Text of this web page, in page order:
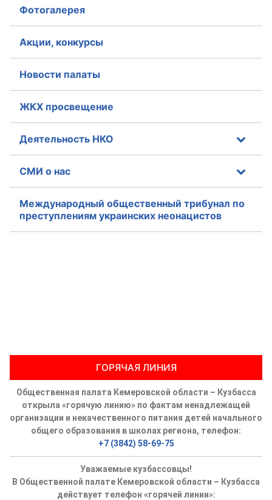
Рекомендации
Аппарат ОП КО
УСТАВ ГКУ “АППАРАТ ОП КО”
Доходы руководителя за 2024 г.
Фотогалерея
Акции, конкурсы
Новости палаты
ЖКХ просвещение
Деятельность НКО
СМИ о нас
Международный общественный трибунал по
преступлениям украинских неонацистов
ГОРЯЧАЯ ЛИНИЯ
Общественная палата Кемеровской области – Кузбасса
открыла «горячую линию» по фактам ненадлежащей
организации и некачественного питания детей начального
общего образования в школах региона, телефон:
+7 (3842) 58-69-75
Уважаемые кузбассовцы!
В Общественной палате Кемеровской области – Кузбасса
действует телефон «горячей линии»: